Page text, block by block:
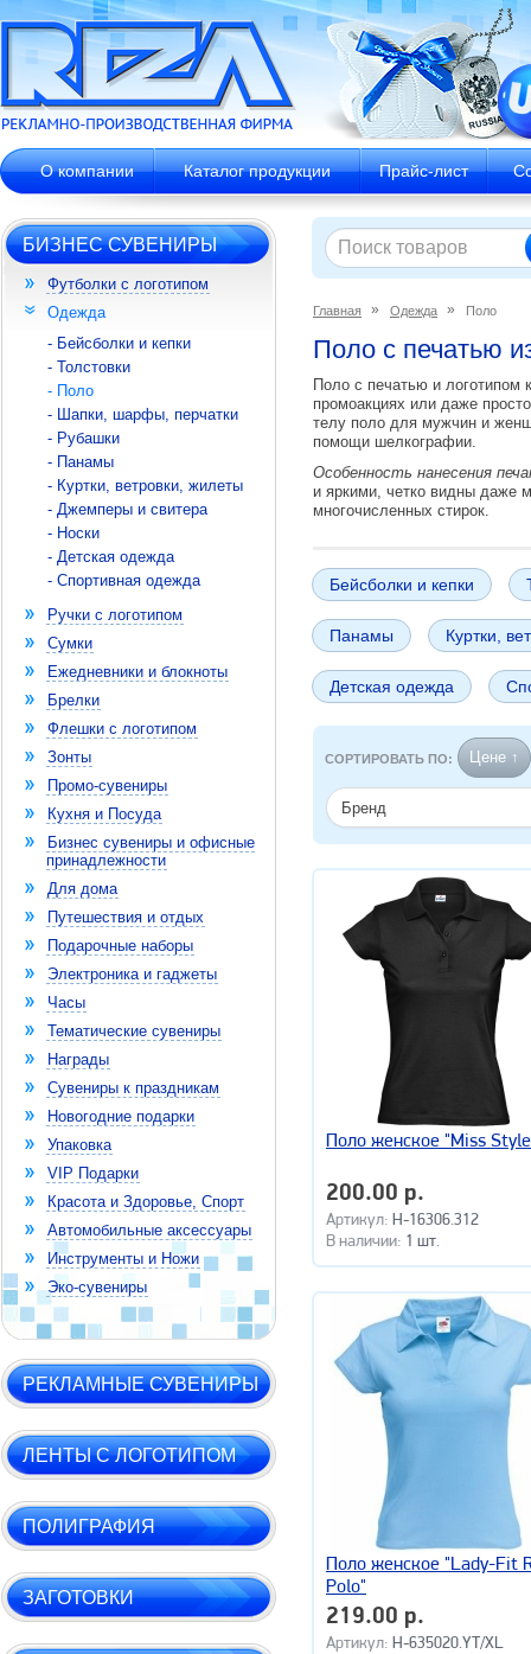
О компании Каталог продукции Прайс-лист
БИЗНЕС СУВЕНИРЫ
Футболки с логотипом
Одежда
- Бейсболки и кепки
- Толстовки
- Поло
- Шапки, шарфы, перчатки
- Рубашки
- Панамы
- Куртки, ветровки, жилеты
- Джемперы и свитера
- Носки
- Детская одежда
- Спортивная одежда
Ручки с логотипом
Сумки
Ежедневники и блокноты
Брелки
Флешки с логотипом
Зонты
Промо-сувениры
Кухня и Посуда
Бизнес сувениры и офисные
принадлежности
Для дома
Путешествия и отдых
Подарочные наборы
Электроника и гаджеты
Часы
Тематические сувениры
Награды
Сувениры к праздникам
Новогодние подарки
Упаковка
VIP Подарки
Красота и Здоровье, Спорт
Автомобильные аксессуары
Инструменты и Ножи
Эко-сувениры
РЕКЛАМНЫЕ СУВЕНИРЫ
ЛЕНТЫ С ЛОГОТИПОМ
ПОЛИГРАФИЯ
ЗАГОТОВКИ
Главная Одежда Поло
Поло с печатью
Поло с печатью и логотипом
промоакциях или даже
телу поло для мужчин и
помощи шелкографии.
Особенность нанесения
и яркими, четко видны даже
многочисленных стирок.
Бейсболки и кепки
Панамы Куртки,
Детская одежда
Бренд
СОРТИРОВАТЬ ПО: Цене ↑
Поло женское "Miss
200.00 р.
Артикул: H-16306.312
В наличии: 1 шт.
Поло женское "Lady-Fit
Polo"
219.00 р.
Артикул: H-635020.YT/XL